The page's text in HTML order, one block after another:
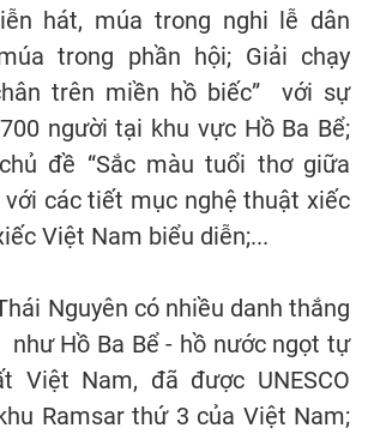
hát, múa trong nghi lễ dân
trong phần hội; Giải chạy
trên miền hồ biếc” với sự
người tại khu vực Hồ Ba Bể;
đề “Sắc màu tuổi thơ giữa
với các tiết mục nghệ thuật xiếc
Việt Nam biểu diễn;...
Nguyên có nhiều danh thắng
như Hồ Ba Bể - hồ nước ngọt tự
Việt Nam, đã được UNESCO
Ramsar thứ 3 của Việt Nam;